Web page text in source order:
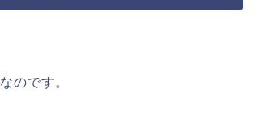
なのです。